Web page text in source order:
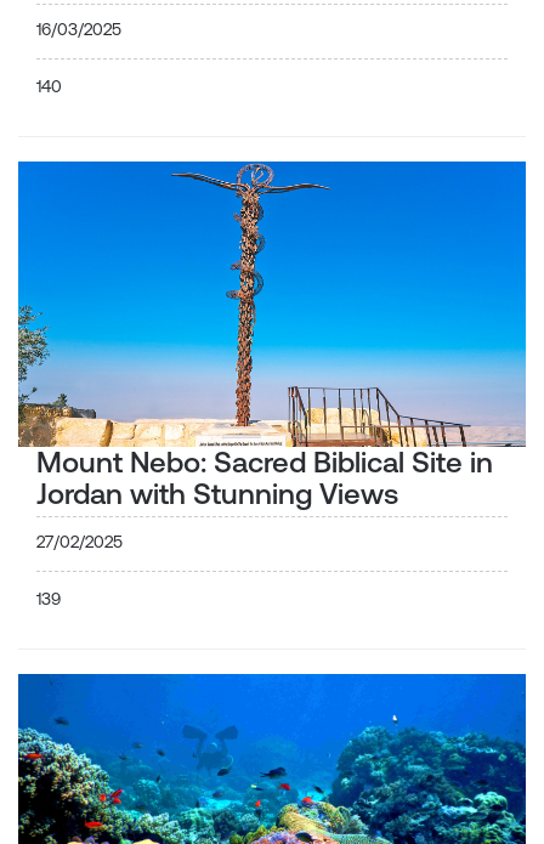
16/03/2025
140
Mount Nebo: Sacred Biblical Site in
Jordan with Stunning Views
27/02/2025
139